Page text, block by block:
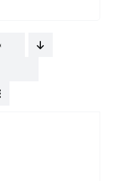
Defecto